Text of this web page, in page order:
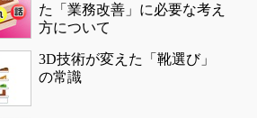
た「業務改善」に必要な考え
方について
3D技術が変えた「靴選び」
の常識